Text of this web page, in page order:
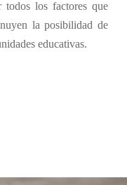
todos los factores que
la posibilidad de
educativas.